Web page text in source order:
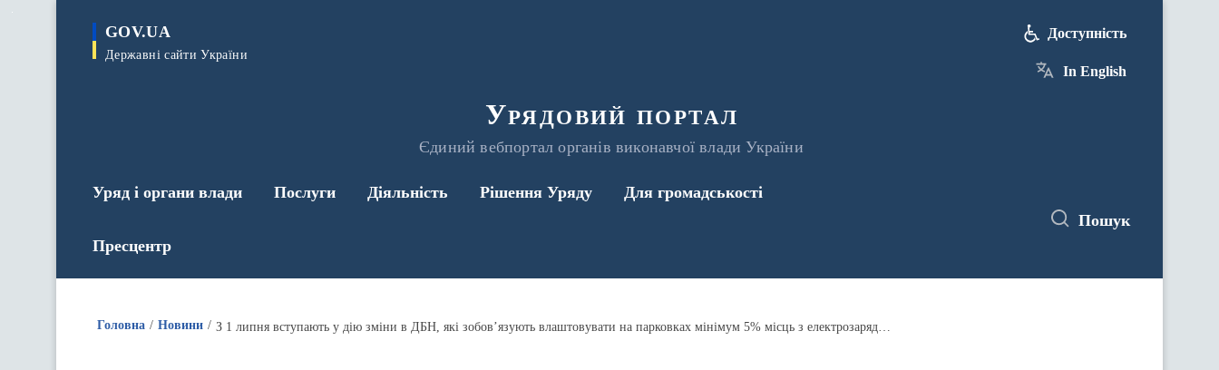
GOV.UA
Державні сайти України
Урядовий портал
Єдиний вебпортал органів виконавчої влади України
Доступність
In English
Уряд і органи влади Послуги Діяльність Рішення Уряду Для громадськості
Пресцентр
Пошук
Головна Новини З 1 липня вступають у дію зміни в ДБН, які зобов’язують влаштовувати на парковках мінімум 5% місць з електрозарядками